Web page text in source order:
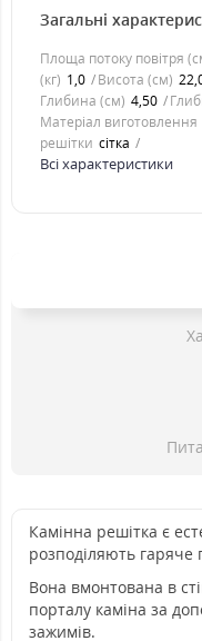
Загальні
Площа потоку повітря
(кг) 1,0 Висота (см)
Глибина (см) 4,50
Матеріал виготовлення
решітки сітка
Всі характеристики
Камінна решітка є
розподіляють гаряче
Вона вмонтована в
порталу каміна за
зажимів.